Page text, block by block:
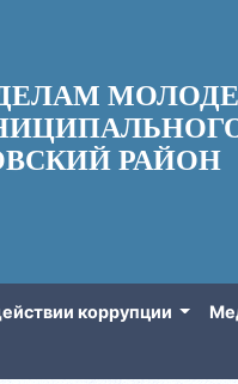
РАЙОН
коррупции